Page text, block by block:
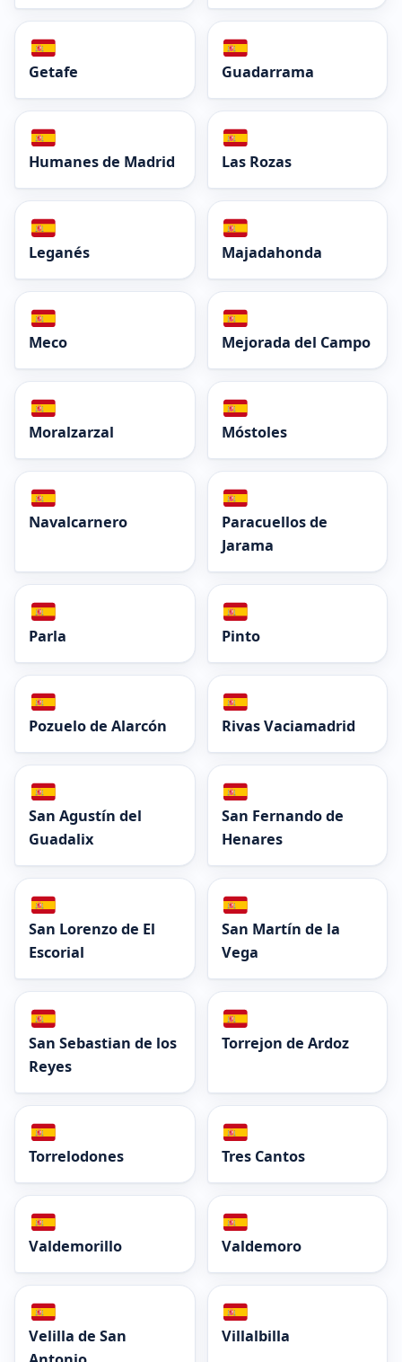
Getafe Guadarrama
Humanes de Madrid Las Rozas
Leganés Majadahonda
Meco Mejorada del Campo
Moralzarzal Móstoles
Navalcarnero
Paracuellos de
Jarama
Parla Pinto
Pozuelo de Alarcón Rivas Vaciamadrid
San Agustín del
Guadalix
San Fernando de
Henares
San Lorenzo de El
Escorial
San Martín de la
Vega
San Sebastian de los
Reyes
Torrejon de Ardoz
Torrelodones Tres Cantos
Valdemorillo Valdemoro
Velilla de San
Villalbilla